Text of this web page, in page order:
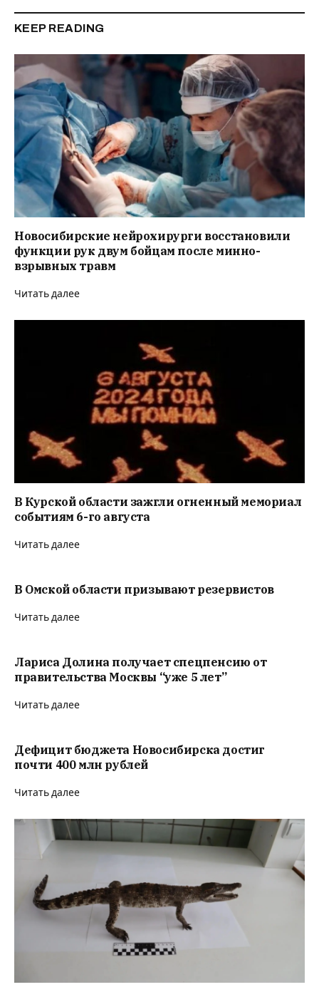
KEEP READING
Новосибирские нейрохирурги восстановили
функции рук двум бойцам после минно-
взрывных травм
Читать далее
В Курской области зажгли огненный мемориал
событиям 6-го августа
Читать далее
В Омской области призывают резервистов
Читать далее
Лариса Долина получает спецпенсию от
правительства Москвы “уже 5 лет”
Читать далее
Дефицит бюджета Новосибирска достиг
почти 400 млн рублей
Читать далее